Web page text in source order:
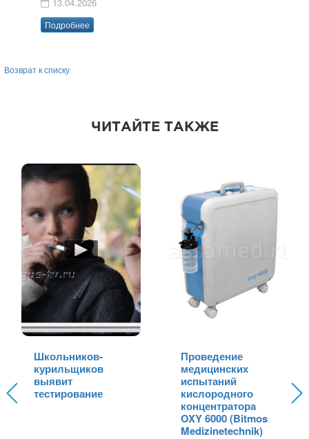
Подробнее
Возврат к списку
ЧИТАЙТЕ ТАКЖЕ
Школьников-
курильщиков
выявит
тестирование
Проведение
медицинских
испытаний
кислородного
концентратора
OXY 6000 (Bitmos
Medizinetechnik)